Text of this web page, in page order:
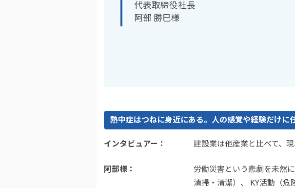
代表取締役社長
阿部 勝巳様
熱中症はつねに身近にある。人の感覚や経験だけに
インタビュアー 建設業は他産業と比べて、
阿部様
労働災害という悲劇を未然
清掃・清潔）、 KY活動（